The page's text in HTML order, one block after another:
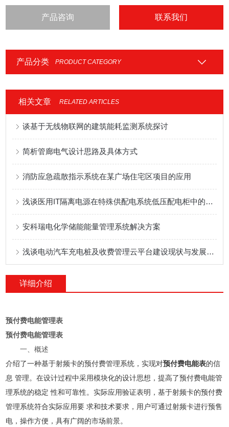
产品咨询 联系我们
产品分类 PRODUCT CATEGORY
相关文章 RELATED ARTICLES
谈基于无线物联网的建筑能耗监测系统探讨
简析管廊电气设计思路及具体方式
消防应急疏散指示系统在某广场住宅区项目的应用
浅谈医用IT隔离电源在特殊供配电系统低压配电柜中的应用
安科瑞电化学储能能量管理系统解决方案
浅谈电动汽车充电桩及收费管理云平台建设现状与发展问题
详细介绍
预付费电能管理表
预付费电能管理表
一、概述
介绍了一种基于射频卡的预付费管理系统，实现对预付费电能表的信
息 管理。在设计过程中采用模块化的设计思想，提高了预付费电能管
理系统的稳定 性和可靠性。实际应用验证表明，基于射频卡的预付费
管理系统符合实际应用要 求和技术要求，用户可通过射频卡进行预售
电，操作方便，具有广阔的市场前景。